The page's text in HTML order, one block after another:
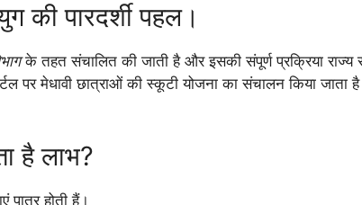
की पारदर्शी पहल।
के तहत संचालित की जाती है और इसकी संपूर्ण प्रक्रिया
पर मेधावी छात्राओं की स्कूटी योजना का संचालन किया जाता
है लाभ?
पात्र होती हैं।